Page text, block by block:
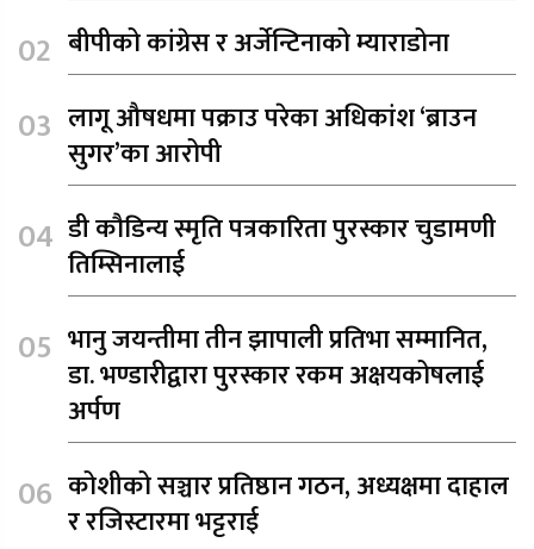
बीपीको कांग्रेस र अर्जेन्टिनाको म्याराडोना
लागू औषधमा पक्राउ परेका अधिकांश ‘ब्राउन
सुगर’का आरोपी
डी कौडिन्य स्मृति पत्रकारिता पुरस्कार चुडामणी
तिम्सिनालाई
भानु जयन्तीमा तीन झापाली प्रतिभा सम्मानित,
डा. भण्डारीद्वारा पुरस्कार रकम अक्षयकोषलाई
अर्पण
कोशीको सञ्चार प्रतिष्ठान गठन, अध्यक्षमा दाहाल
र रजिस्टारमा भट्टराई